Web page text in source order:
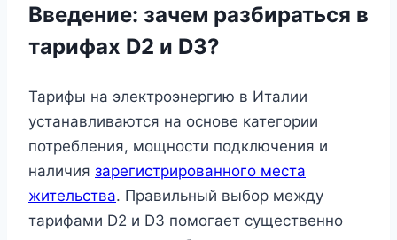
Введение: зачем разбираться в
тарифах D2 и D3?
Тарифы на электроэнергию в Италии
устанавливаются на основе категории
потребления, мощности подключения и
наличия зарегистрированного места
жительства. Правильный выбор между
тарифами D2 и D3 помогает существенно